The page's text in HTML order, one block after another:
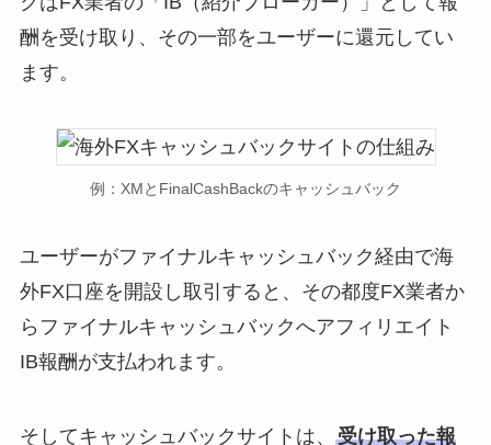
酬を受け取り、その一部をユーザーに還元してい
ます。
例：XMとFinalCashBackのキャッシュバック
ユーザーがファイナルキャッシュバック経由で海
外FX口座を開設し取引すると、その都度FX業者か
らファイナルキャッシュバックへアフィリエイト
IB報酬が支払われます。
そしてキャッシュバックサイトは、 受け取った報